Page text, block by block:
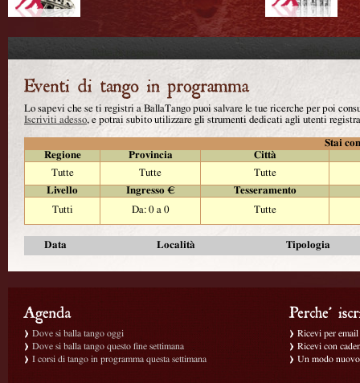
Lo sapevi che se ti registri a BallaTango puoi salvare le tue ricerche per poi
Iscriviti adesso, e potrai subito utilizzare gli strumenti dedicati agli utenti
Stai
Regione
Provincia
Città
Tutte
Tutte
Tutte
Livello
Ingresso €
Tesseramento
Tutti
Da: 0 a 0 Tutte
Data Località Tipologia
Dove si balla tango oggi
Dove si balla tango questo fine settimana
I corsi di tango in programma questa settimana
Ricevi per
Ricevi con
Un modo